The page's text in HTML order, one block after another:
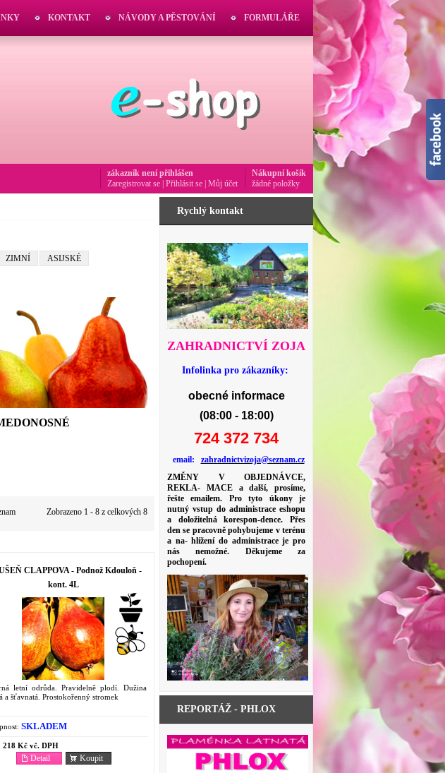
ZIMNÍ ASIJSKÉ
Zobrazeno 1 - 8 z celkových 8
CLAPPOVA - Podnož Kdouloň -
kont. 4L
letní odrůda. Pravidelně plodí. Dužina
a šťavnatá. Prostokořenný stromek
SKLADEM
218 Kč vč. DPH
Koupit
Detail
Rychlý kontakt
ZAHRADNICTVÍ ZOJA
Infolinka pro zákazníky:
obecné informace
(08:00 - 18:00)
724 372 734
email: zahradnictvizoja@seznam.cz
ZMĚNY V OBJEDNÁVCE,
REKLA- MACE a další, prosíme,
řešte emailem. Pro tyto úkony je
nutný vstup do administrace eshopu
a doložitelná korespon-dence. Přes
den se pracovně pohybujeme v terénu
a na- hlížení do administrace je pro
nás nemožné. Děkujeme za
pochopení.
REPORTÁŽ - PHLOX
KONTAKT NÁVODY A PĚSTOVÁNÍ FORMULÁŘE
Nákupní košík
žádné položky
zákazník není přihlášen
Zaregistrovat se Přihlásit se Můj účet